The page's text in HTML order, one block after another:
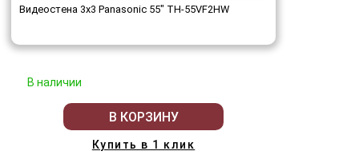
Видеостена 3x3 Panasonic 55" TH-55VF2HW
В наличии
В КОРЗИНУ
Купить в 1 клик